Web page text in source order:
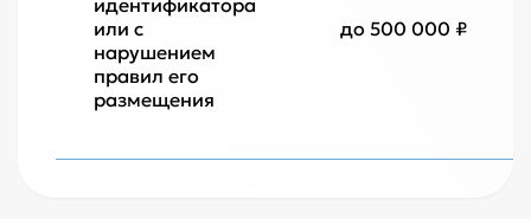
идентификатора
или с
нарушением
правил его
размещения
до 500 000 ₽